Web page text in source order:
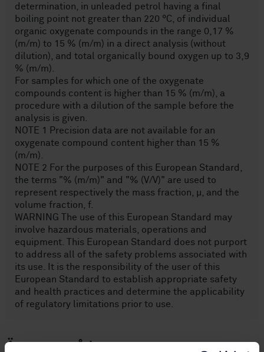
determination, in unleaded petrol having a final
boiling point not greater than 220 °C, of individual
organic oxygenate compounds in the range 0,17 %
(m/m) to 15 % (m/m) in a direct analysis (without
dilution), and total organically bound oxygen up to 3,9
% (m/m).
For samples for which one of the oxygenate
compounds content is higher than 15 % (m/m), a
procedure with a dilution of the sample before the
analysis is given.
NOTE 1 Precision data are not available for an
oxygenate compound content higher than 15 %
(m/m).
NOTE 2 For the purposes of this European Standard,
the terms "% (m/m)" and "% (V/V)" are used to
represent respectively the mass fraction, µ, and the
volume fraction, f.
WARNING The use of this European Standard may
involve hazardous materials, operations and
equipment. This European Standard does not purport
to address all of the safety problems associated with
its use. It is the responsibility of the user of this
European Standard to establish appropriate safety
and health practices and determine the applicability
of regulatory limitations prior to use.
Ämnesområden